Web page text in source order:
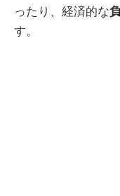
ったり、経済的な
す。